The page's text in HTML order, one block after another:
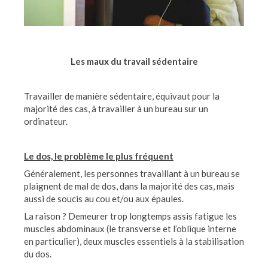
Les maux du travail sédentaire
Travailler de manière sédentaire, équivaut pour la
majorité des cas, à travailler à un bureau sur un
ordinateur.
Le dos, le problème le plus fréquent
Généralement, les personnes travaillant à un bureau se
plaignent de mal de dos, dans la majorité des cas, mais
aussi de soucis au cou et/ou aux épaules.
La raison ? Demeurer trop longtemps assis fatigue les
muscles abdominaux (le transverse et l’oblique interne
en particulier), deux muscles essentiels à la stabilisation
du dos.